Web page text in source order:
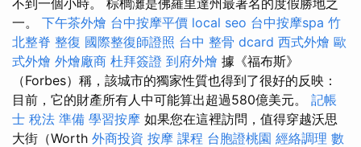
不到一個小時。 棕櫚灘是佛羅里達州最著名的度假勝地之
一。 下午茶外燴 台中按摩平價 local seo 台中按摩spa 竹
北整脊 整復 國際整復師證照 台中 整骨 dcard 西式外燴 歐
式外燴 外燴廠商 杜拜簽證 到府外燴 據《福布斯》
（Forbes）稱，該城市的獨家性質也得到了很好的反映：
目前，它的財產所有人中可能算出超過580億美元。 記帳
士 稅法 準備 學習按摩 如果您在這裡訪問，值得穿越沃思
大街（Worth 外商投資 按摩 課程 台胞證桃園 經絡調理 數